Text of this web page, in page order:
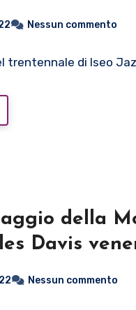
Nessun commento
trentennale di Iseo
della
Davis
Nessun commento